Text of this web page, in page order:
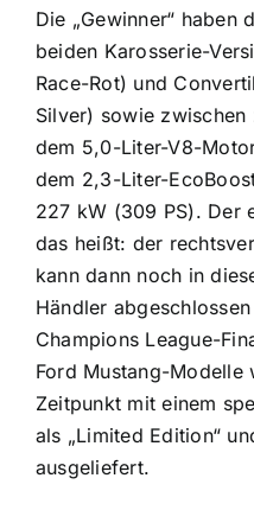
Die „Gewinner“ haben
beiden Karosserie-
Race-Rot) und
Silver) sowie
dem 5,0-Liter-V8-
dem 2,3-Liter-
227 kW (309 PS). Der
das heißt: der
kann dann noch in
Händler
Champions League-
Ford Mustang-Modelle
Zeitpunkt mit einem
als „Limited Edition“
ausgeliefert.